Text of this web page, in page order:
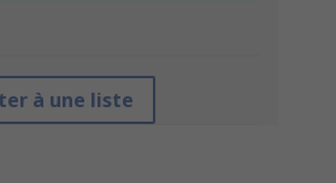
à une liste